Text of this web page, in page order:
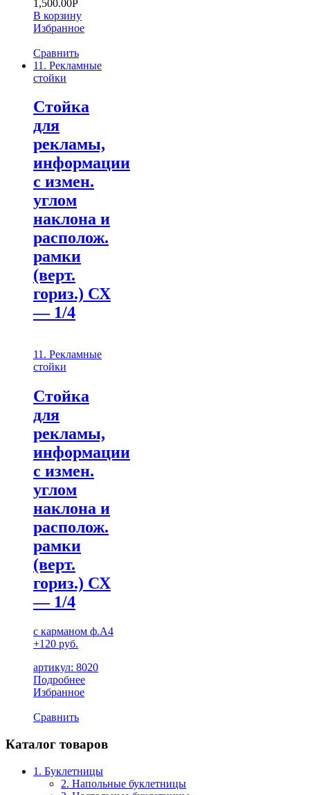
1,500.00Р
В корзину
Избранное
Сравнить
11. Рекламные
стойки
Стойка
для
рекламы,
информации
с измен.
углом
наклона и
располож.
рамки
(верт.
гориз.) СХ
— 1/4
11. Рекламные
стойки
Стойка
для
рекламы,
информации
с измен.
углом
наклона и
располож.
рамки
(верт.
гориз.) СХ
— 1/4
с карманом ф.А4
+120 руб.
артикул: 8020
Подробнее
Избранное
Сравнить
Каталог товаров
1. Буклетницы
2. Напольные буклетницы